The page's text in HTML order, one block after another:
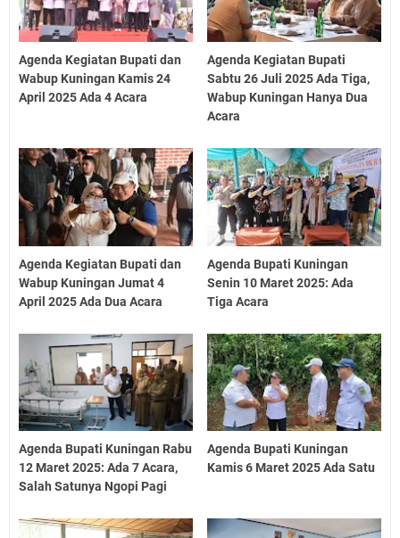
Agenda Kegiatan Bupati dan
Wabup Kuningan Kamis 24
April 2025 Ada 4 Acara
Agenda Kegiatan Bupati
Sabtu 26 Juli 2025 Ada Tiga,
Wabup Kuningan Hanya Dua
Acara
Agenda Kegiatan Bupati dan
Wabup Kuningan Jumat 4
April 2025 Ada Dua Acara
Agenda Bupati Kuningan
Senin 10 Maret 2025: Ada
Tiga Acara
Agenda Bupati Kuningan Rabu
12 Maret 2025: Ada 7 Acara,
Salah Satunya Ngopi Pagi
Agenda Bupati Kuningan
Kamis 6 Maret 2025 Ada Satu